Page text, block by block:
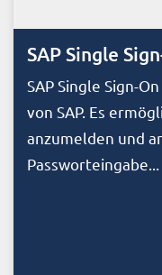
SAP Single
SAP Single Sign-
von SAP. Es
anzumelden und
Passworteingabe...